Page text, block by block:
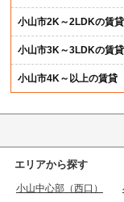
小山市2K～2LDKの賃貸
小山市3K～3LDKの賃貸
小山市4K～以上の賃貸
エリアから探す
小山中心部（西口）